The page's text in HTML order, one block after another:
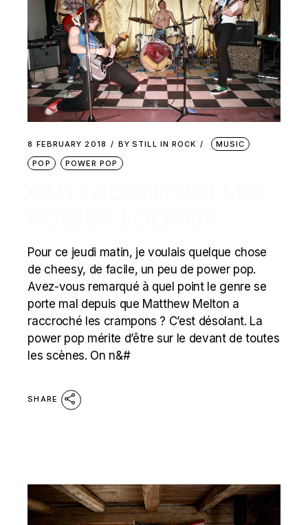
8 FEBRUARY 2018 BY STILL IN ROCK
MUSIC
POP
POWER POP
Pour ce jeudi matin, je voulais quelque chose
de cheesy, de facile, un peu de power pop.
Avez-vous remarqué à quel point le genre se
porte mal depuis que Matthew Melton a
raccroché les crampons ? C’est désolant. La
power pop mérite d’être sur le devant de toutes
les scènes. On n&#
SHARE